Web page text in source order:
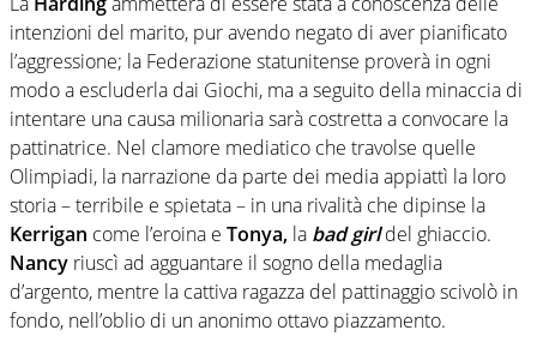
intenzioni del marito, pur avendo negato di aver pianificato
l’aggressione; la Federazione statunitense proverà in ogni
modo a escluderla dai Giochi, ma a seguito della minaccia di
intentare una causa milionaria sarà costretta a convocare la
pattinatrice. Nel clamore mediatico che travolse quelle
Olimpiadi, la narrazione da parte dei media appiattì la loro
storia – terribile e spietata – in una rivalità che dipinse la
Kerrigan come l’eroina e Tonya, la bad girldel ghiaccio.
Nancy riuscì ad agguantare il sogno della medaglia
d’argento, mentre la cattiva ragazza del pattinaggio scivolò in
fondo, nell’oblio di un anonimo ottavo piazzamento.